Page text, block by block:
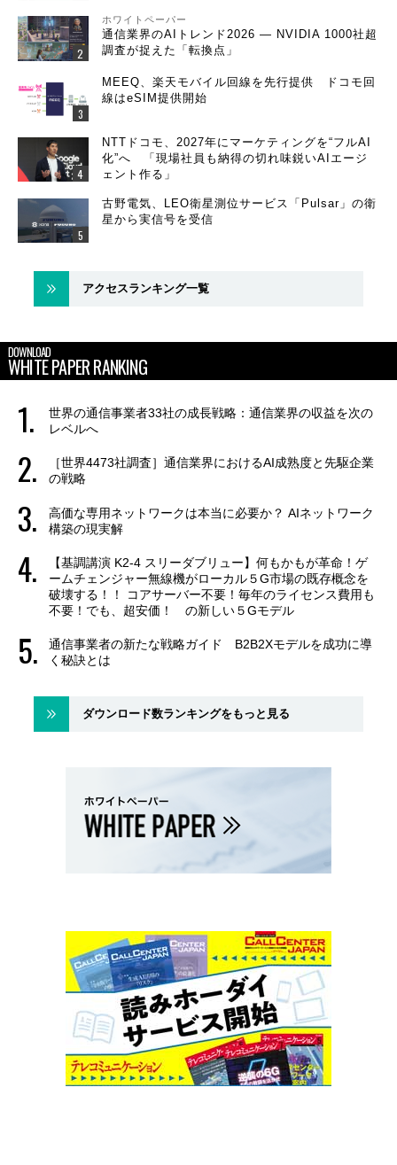
ホワイトペーパー
通信業界のAIトレンド2026 ― NVIDIA 1000社超
調査が捉えた「転換点」
MEEQ、楽天モバイル回線を先行提供 ドコモ回
線はeSIM提供開始
NTTドコモ、2027年にマーケティングを“フルAI
化”へ 「現場社員も納得の切れ味鋭いAIエージ
ェント作る」
古野電気、LEO衛星測位サービス「Pulsar」の衛
星から実信号を受信
アクセスランキング一覧
DOWNLOAD
WHITE PAPER RANKING
世界の通信事業者33社の成長戦略：通信業界の収益を次の
レベルへ
［世界4473社調査］通信業界におけるAI成熟度と先駆企業
の戦略
高価な専用ネットワークは本当に必要か？ AIネットワーク
構築の現実解
【基調講演 K2-4 スリーダブリュー】何もかもが革命！ゲ
ームチェンジャー無線機がローカル５G市場の既存概念を
破壊する！！ コアサーバー不要！毎年のライセンス費用も
不要！でも、超安価！ の新しい５Gモデル
通信事業者の新たな戦略ガイド B2B2Xモデルを成功に導
く秘訣とは
ダウンロード数ランキングをもっと見る